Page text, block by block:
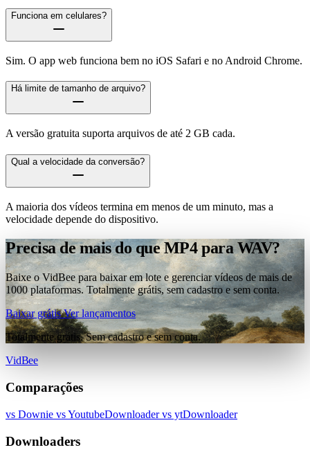
Funciona em celulares?
Sim. O app web funciona bem no iOS Safari e no Android Chrome.
Há limite de tamanho de arquivo?
A versão gratuita suporta arquivos de até 2 GB cada.
Qual a velocidade da conversão?
A maioria dos vídeos termina em menos de um minuto, mas a
velocidade depende do dispositivo.
Precisa de mais do que MP4 para WAV?
Baixe o VidBee para baixar em lote e gerenciar vídeos de mais de
1000 plataformas. Totalmente grátis, sem cadastro e sem conta.
Baixar grátisVer lançamentos
Totalmente grátis. Sem cadastro e sem conta.
VidBee
Comparações
vs Downie vs YoutubeDownloadervs ytDownloader
Downloaders